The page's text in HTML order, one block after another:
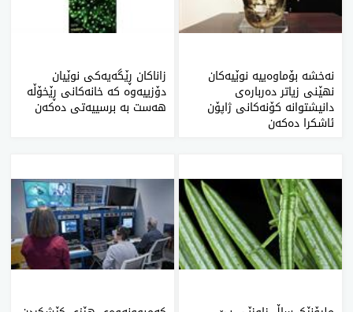
نەخشە بۆماوەییە نوێیەکان
نهێنی زیاتر دەربارەی
دانیشتوانە کۆنەکانی ژاپۆن
ئاشکرا دەکەن
زاناکان ڕێگەیەکی نوێیان
دۆزییەوە کە خانەکانی ڕێخۆڵە
هەست بە برسییەتی دەکەن